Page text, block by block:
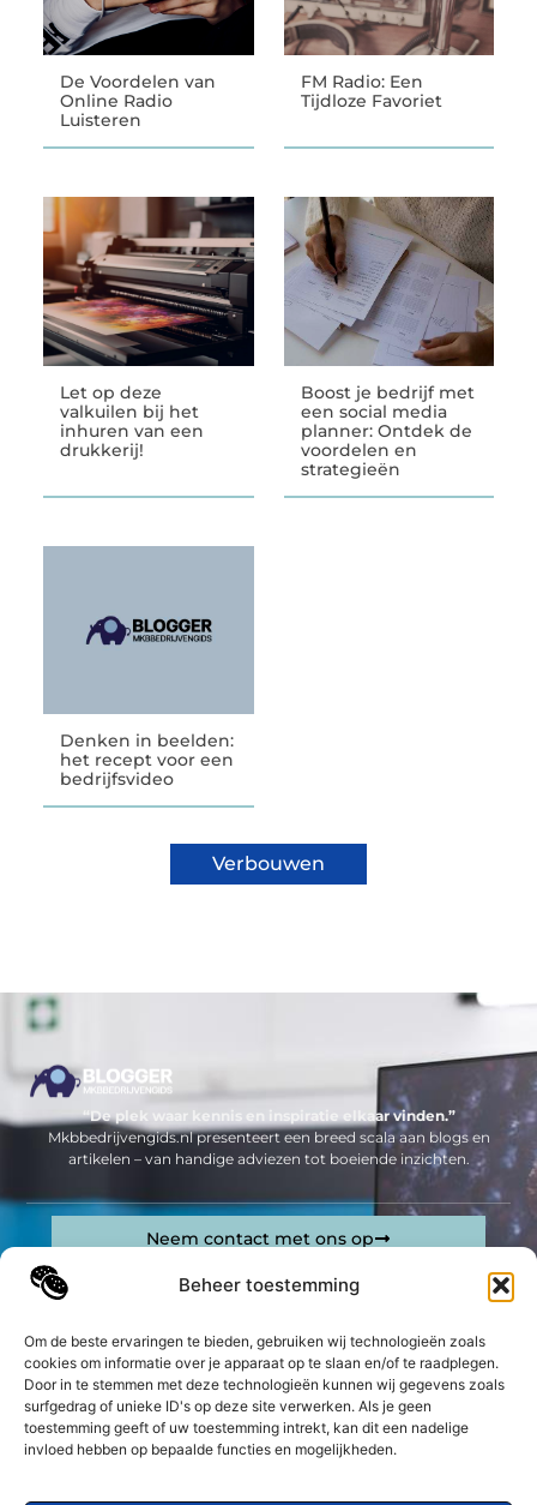
Beheer toestemming
Om de beste ervaringen te bieden, gebruiken wij technologieën zoals
cookies om informatie over je apparaat op te slaan en/of te raadplegen.
Door in te stemmen met deze technologieën kunnen wij gegevens zoals
surfgedrag of unieke ID's op deze site verwerken. Als je geen
toestemming geeft of uw toestemming intrekt, kan dit een nadelige
invloed hebben op bepaalde functies en mogelijkheden.
De Voordelen van
Online Radio
Luisteren
FM Radio: Een
Tijdloze Favoriet
Let op deze
valkuilen bij het
inhuren van een
drukkerij!
Boost je bedrijf met
een social media
planner: Ontdek de
voordelen en
strategieën
Denken in beelden:
het recept voor een
bedrijfsvideo
Verbouwen
“De plek waar kennis en inspiratie elkaar vinden.”
Mkbbedrijvengids.nl presenteert een breed scala aan blogs en
artikelen – van handige adviezen tot boeiende inzichten.
Sitelinks
De best gelezen stukken op een rij
Cilindersloten
Het belang van UX Design in de dienstverlening van
Hoe ga je je auto overzetten van zaak naar privé?
Neem contact met ons op